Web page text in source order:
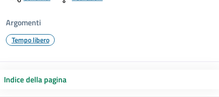
Argomenti
Tempo libero
Indice della pagina